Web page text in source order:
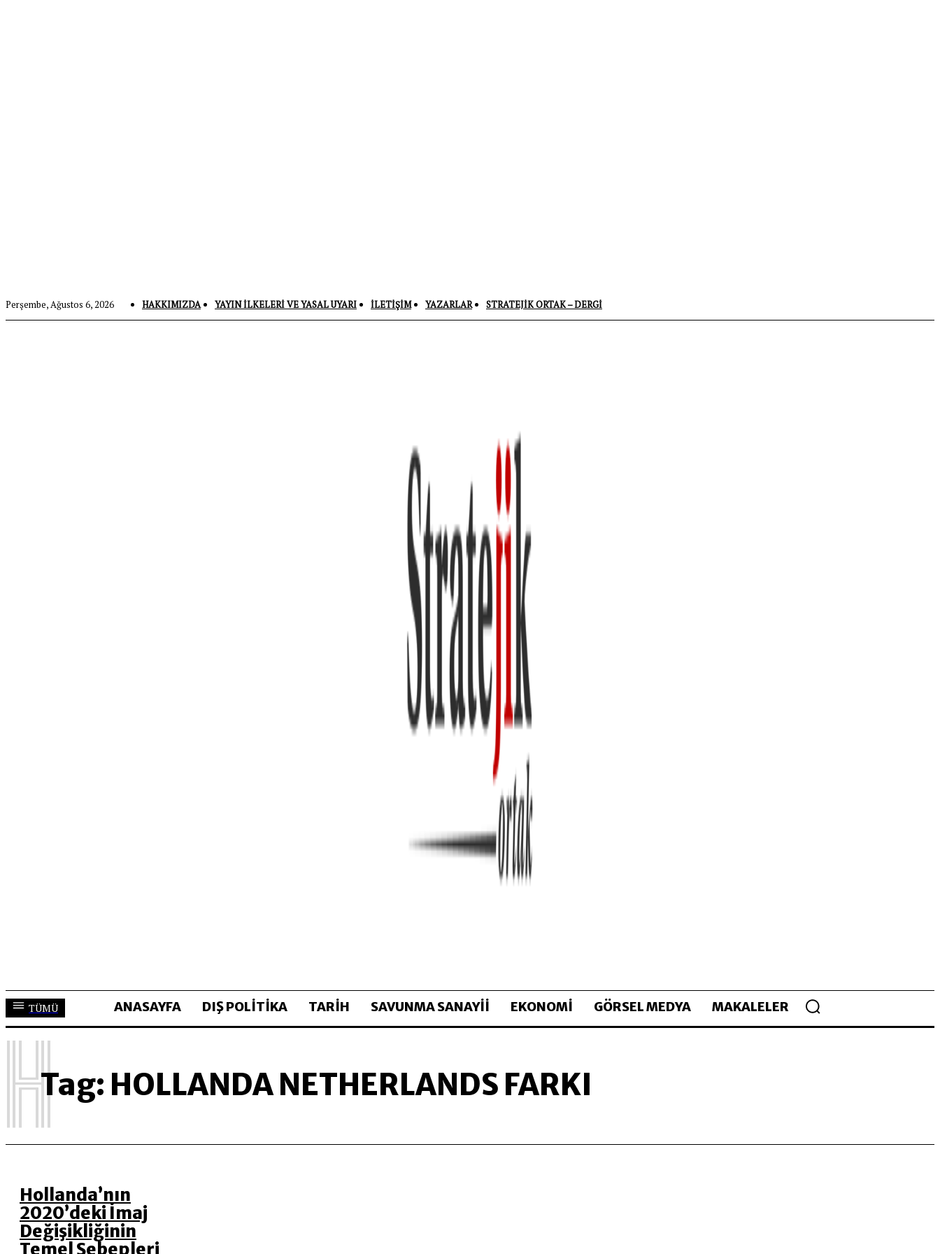
Perşembe, Ağustos 6, 2026 HAKKIMIZDA YAYIN İLKELERI VE YASAL UYARI İLETIŞIM YAZARLAR STRATEJIK ORTAK – DERGI
TÜMÜ ANASAYFA DIŞ POLİTİKA TARİH SAVUNMA SANAYİİ EKONOMİ GÖRSEL MEDYA MAKALELER
Tag: HOLLANDA NETHERLANDS FARKI
H
Hollanda’nın
2020’deki İmaj
Değişikliğinin
Temel Sebepleri